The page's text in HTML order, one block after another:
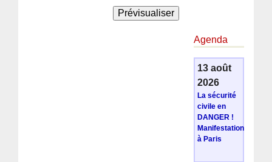
Agenda
13 août
2026
La sécurité
civile en
DANGER !
Manifestation
à Paris